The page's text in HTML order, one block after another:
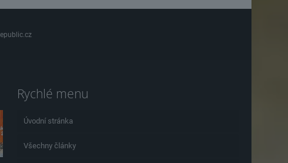
Rychlé menu
Úvodní stránka
Všechny články